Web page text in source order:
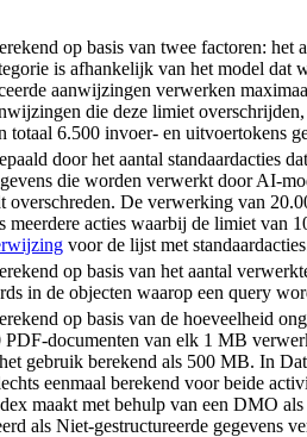
op basis van twee factoren:
is afhankelijk van het model dat
aanwijzingen verwerken
die deze limiet
totaal 6.500 invoer- en uitvoertokens
door het aantal standaardacties
die worden verwerkt door AI-
overschreden. De verwerking van
meerdere acties waarbij de limiet van
voor de lijst met
op basis van het aantal
in de objecten waarop een query
op basis van de hoeveelheid
documenten van elk 1 MB
gebruik berekend als 500 MB. In
eenmaal berekend voor beide
maakt met behulp van een DMO
als Niet-gestructureerde gegevens